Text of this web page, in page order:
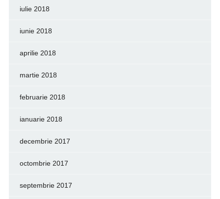
iulie 2018
iunie 2018
aprilie 2018
martie 2018
februarie 2018
ianuarie 2018
decembrie 2017
octombrie 2017
septembrie 2017